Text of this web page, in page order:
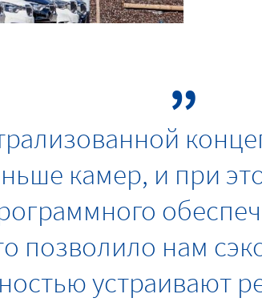
камер, и при
позволило нам
устраивают